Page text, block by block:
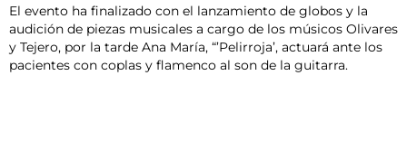
El evento ha finalizado con el lanzamiento de globos y la
audición de piezas musicales a cargo de los músicos Olivares
y Tejero, por la tarde Ana María, “’Pelirroja’, actuará ante los
pacientes con coplas y flamenco al son de la guitarra.